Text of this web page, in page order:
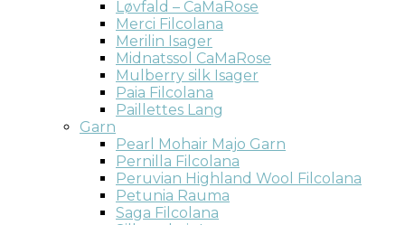
Løvfald – CaMaRose
Merci Filcolana
Merilin Isager
Midnatssol CaMaRose
Mulberry silk Isager
Paia Filcolana
Paillettes Lang
Garn
Pearl Mohair Majo Garn
Pernilla Filcolana
Peruvian Highland Wool Filcolana
Petunia Rauma
Saga Filcolana